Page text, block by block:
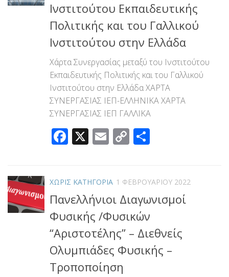
Ινστιτούτου Εκπαιδευτικής
Πολιτικής και του Γαλλικού
Ινστιτούτου στην Ελλάδα
Χάρτα Συνεργασίας μεταξύ του Ινστιτούτου
Εκπαιδευτικής Πολιτικής και του Γαλλικού
Ινστιτούτου στην Ελλάδα ΧΑΡΤΑ
ΣΥΝΕΡΓΑΣΙΑΣ ΙΕΠ-ΕΛΛΗΝΙΚΑ ΧΑΡΤΑ
ΣΥΝΕΡΓΑΣΙΑΣ ΙΕΠ ΓΑΛΛΙΚΑ
Facebook
X Email
Copy
ΧΩΡΊΣ ΚΑΤΗΓΟΡΊΑ 1 ΦΕΒΡΟΥΑΡΊΟΥ 2022
Πανελλήνιοι Διαγωνισμοί
Φυσικής /Φυσικών
“Αριστοτέλης” – Διεθνείς
Ολυμπιάδες Φυσικής –
Τροποποίηση